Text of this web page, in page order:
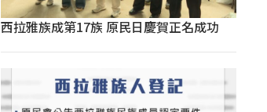
西拉雅族成第17族 原民日慶賀正名成功